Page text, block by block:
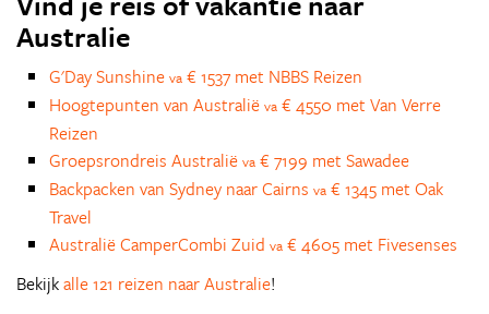
Australie
G'Day Sunshine va € 1537 met NBBS Reizen
Hoogtepunten van Australië va € 4550 met Van Verre
Reizen
Groepsrondreis Australië va € 7199 met Sawadee
Backpacken van Sydney naar Cairns va € 1345 met Oak
Travel
Australië CamperCombi Zuid va € 4605 met Fivesenses
Bekijkalle 121 reizen naar Australie!